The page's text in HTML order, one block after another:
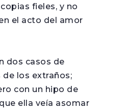
fieles, y no
el acto del amor
dos casos de
los extraños;
con un hipo de
ella veía asomar